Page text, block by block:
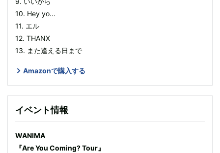
10. Hey yo...
11. エル
12. THANX
13. また逢える日まで
Amazonで購入する
イベント情報
WANIMA
『Are You Coming? Tour』